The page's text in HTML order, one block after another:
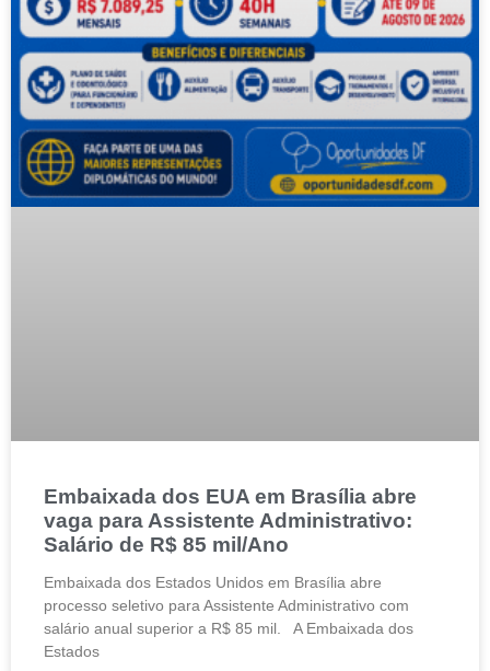
Embaixada dos EUA em Brasília abre
vaga para Assistente Administrativo:
Salário de R$ 85 mil/Ano
Embaixada dos Estados Unidos em Brasília abre
processo seletivo para Assistente Administrativo com
salário anual superior a R$ 85 mil. A Embaixada dos
Estados